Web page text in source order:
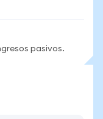
pasivos.